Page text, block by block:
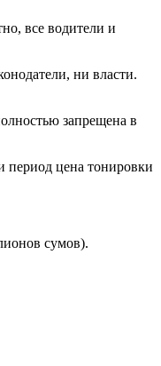
все водители и
ни власти.
запрещена в
период цена тонировки
сумов).